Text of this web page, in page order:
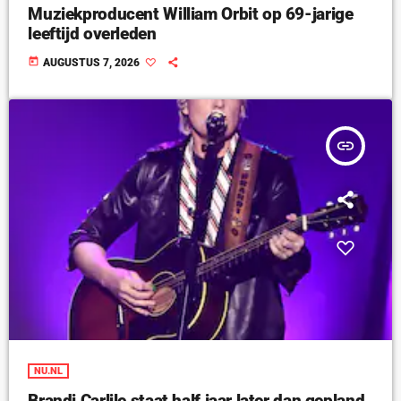
Muziekproducent William Orbit op 69-jarige
leeftijd overleden
today AUGUSTUS 7, 2026
insert_link
NU.NL